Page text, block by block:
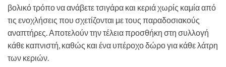
βολικό τρόπο να ανάβετε τσιγάρα και κεριά χωρίς καμία από
τις ενοχλήσεις που σχετίζονται με τους παραδοσιακούς
αναπτήρες. Αποτελούν την τέλεια προσθήκη στη συλλογή
κάθε καπνιστή, καθώς και ένα υπέροχο δώρο για κάθε λάτρη
των κεριών.